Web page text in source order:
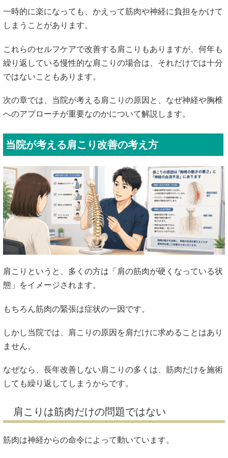
一時的に楽になっても、かえって筋肉や神経に負担をかけて
しまうことがあります。
これらのセルフケアで改善する肩こりもありますが、何年も
繰り返している慢性的な肩こりの場合は、それだけでは十分
ではないこともあります。
次の章では、当院が考える肩こりの原因と、なぜ神経や胸椎
へのアプローチが重要なのかについて解説します。
当院が考える肩こり改善の考え方
肩こりというと、多くの方は「肩の筋肉が硬くなっている状
態」をイメージされます。
もちろん筋肉の緊張は症状の一因です。
しかし当院では、肩こりの原因を肩だけに求めることはあり
ません。
なぜなら、長年改善しない肩こりの多くは、筋肉だけを施術
しても繰り返してしまうからです。
肩こりは筋肉だけの問題ではない
筋肉は神経からの命令によって動いています。